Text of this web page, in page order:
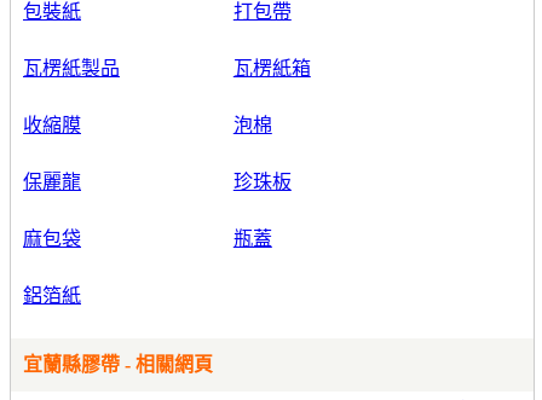
包裝紙 打包帶
瓦楞紙製品 瓦楞紙箱
收縮膜 泡棉
保麗龍 珍珠板
麻包袋 瓶蓋
鋁箔紙
宜蘭縣膠帶 - 相關網頁